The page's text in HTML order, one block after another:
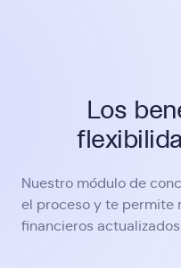
Los
Nuestro módulo de
el proceso y te permite
financieros